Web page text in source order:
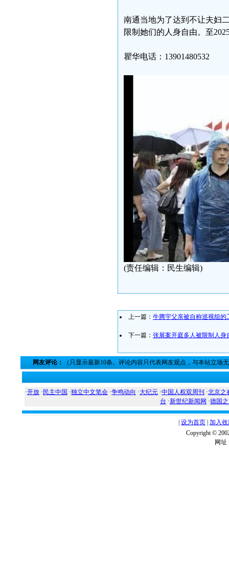
南通当地为了达到不让夫妇
限制她们的人身自由。至
瞿华电话：13901480532
(责任编辑：民生编辑)
上一篇： 牛腾宇父亲被自称巡视组的
下一篇： 张展案开庭多人被限制人身
网友评论： （只显示最新10条。评论内容只代表网友观点，与本站立场
·开放 · 民主中国 ·独立中文笔会 ·争鸣动向 ·大纪元 ·中国人权双周刊 ·北京之
台 ·新世纪新闻网 ·德国
设为首页 加入
Copyright ©
网址